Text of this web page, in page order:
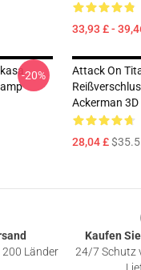
33,93 £ -
-20%
Attack On
Ackerman 3D
28,04 £$35.5
200 Länder
Kaufen
24/7 Schutz